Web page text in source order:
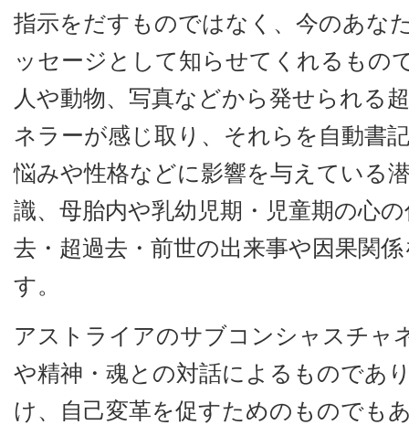
指示をだすものではなく、今のあな
ッセージとして知らせてくれるもの
人や動物、写真などから発せられる
ネラーが感じ取り、それらを自動書
悩みや性格などに影響を与えている
識、母胎内や乳幼児期・児童期の心
去・超過去・前世の出来事や因果関
す。
アストライアのサブコンシャスチャ
や精神・魂との対話によるものであ
け、自己変革を促すためのものでも